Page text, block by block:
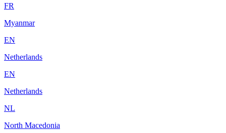
FR
Myanmar
EN
Netherlands
EN
Netherlands
NL
North Macedonia